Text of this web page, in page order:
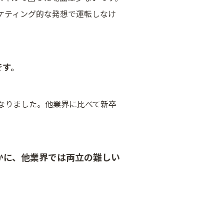
ィング的な発想で運転しなけ
。
ました。他業界に比べて新卒
、他業界では両立の難しい